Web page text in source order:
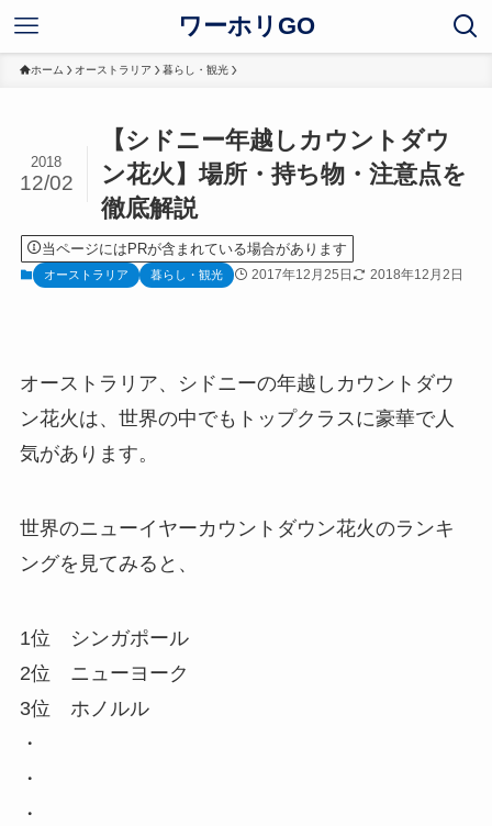
ワーホリGO
ホーム オーストラリア 暮らし・観光
【シドニー年越しカウントダウ
ン花火】場所・持ち物・注意点を
徹底解説
2018
12/02
当ページにはPRが含まれている場合があります
オーストラリア 暮らし・観光 2017年12月25日 2018年12月2日
オーストラリア、シドニーの年越しカウントダウ
ン花火は、世界の中でもトップクラスに豪華で人
気があります。
世界のニューイヤーカウントダウン花火のランキ
ングを見てみると、
1位 シンガポール
2位 ニューヨーク
3位 ホノルル
・
・
・